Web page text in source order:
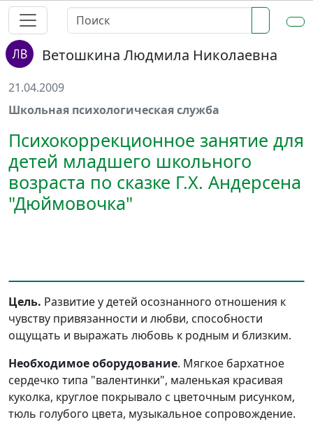
Ветошкина Людмила Николаевна
21.04.2009
Школьная психологическая служба
Психокоррекционное занятие для
детей младшего школьного
возраста по сказке Г.Х. Андерсена
"Дюймовочка"
Цель. Развитие у детей осознанного отношения к
чувству привязанности и любви, способности
ощущать и выражать любовь к родным и близким.
Необходимое оборудование. Мягкое бархатное
сердечко типа "валентинки", маленькая красивая
куколка, круглое покрывало с цветочным рисунком,
тюль голубого цвета, музыкальное сопровождение.